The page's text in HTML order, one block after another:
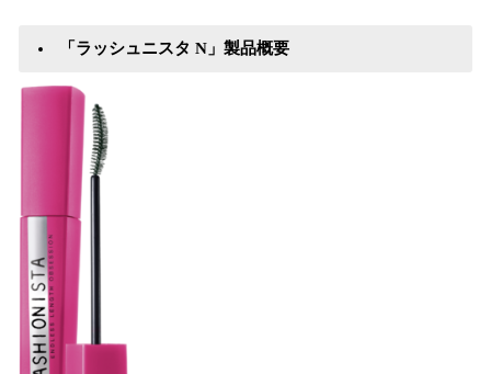
「ラッシュニスタ N」製品概要